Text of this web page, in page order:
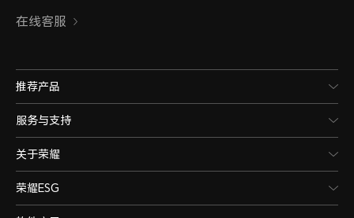
在线客服
推荐产品
服务与支持
关于荣耀
荣耀ESG